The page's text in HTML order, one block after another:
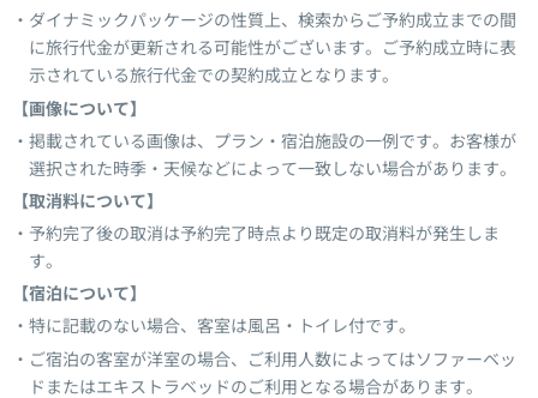
ダイナミックパッケージの性質上、検索からご予約成立までの間
に旅行代金が更新される可能性がございます。ご予約成立時に表
示されている旅行代金での契約成立となります。
【画像について】
掲載されている画像は、プラン・宿泊施設の一例です。お客様が
選択された時季・天候などによって一致しない場合があります。
【取消料について】
予約完了後の取消は予約完了時点より既定の取消料が発生しま
す。
【宿泊について】
特に記載のない場合、客室は風呂・トイレ付です。
ご宿泊の客室が洋室の場合、ご利用人数によってはソファーベッ
ドまたはエキストラベッドのご利用となる場合があります。